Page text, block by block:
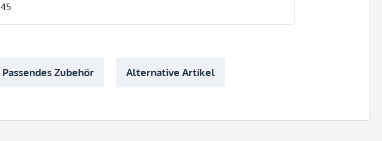
45
Passendes Zubehör Alternative Artikel